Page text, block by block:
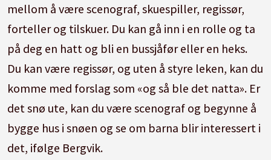
mellom å være scenograf, skuespiller, regissør,
forteller og tilskuer. Du kan gå inn i en rolle og ta
på deg en hatt og bli en bussjåfør eller en heks.
Du kan være regissør, og uten å styre leken, kan du
komme med forslag som «og så ble det natta». Er
det snø ute, kan du være scenograf og begynne å
bygge hus i snøen og se om barna blir interessert i
det, ifølge Bergvik.